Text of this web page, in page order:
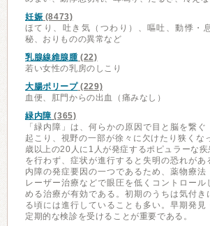
妊娠 (8473)
ほてり、吐き気（つわり）、嘔吐、動悸・
秘、おりものの異常など
乳腺線維腺腫(22)
若い女性の乳房のしこり
大腸ポリープ(229)
血便、肛門からの出血（痛みなし）
緑内障 (365)
「緑内障」は、何らかの原因で目と脳を繋
起こり、視野の一部が徐々に欠けたり狭くな
歳以上の20人に1人が発症するポピュラーな
を行わず、症状が進行すると失明の恐れがあ
内障の発症要因の一つであるため、薬物療法
レーザー治療などで眼圧を低くコントロール
める治療が有効である。初期のうちは気付き
る頃には進行していることも多い。早期発見
定期的な検診を受けることが重要である。